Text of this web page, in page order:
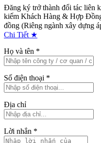
Đăng ký trở thành đối tác liên
kiếm Khách Hàng & Hợp
đồng (Riêng ngành xây dựng
Chi Tiết ★
Họ và tên *
Số điện thoại *
Địa chỉ
Lời nhắn *